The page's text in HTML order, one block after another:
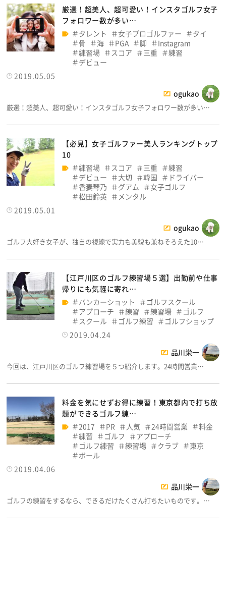
厳選！超美人、超可愛い！インスタゴルフ女子
フォロワー数が多い…
タレント
女子プロゴルファー
タイ
骨
海 PGA 脚
Instagram
練習場
スコア 三重
練習
デビュー
2019.05.05
ogukao
厳選！超美人、超可愛い！インスタゴルフ女子フォロワー数が多い…
【必見】女子ゴルファー美人ランキングトップ
10
練習場
スコア 三重
練習
デビュー
大切 韓国
ドライバー
香妻琴乃
グアム
女子ゴルフ
松田鈴英
メンタル
2019.05.01
ogukao
ゴルフ大好き女子が、独自の視線で実力も美貌も兼ねそろえた10…
【江戸川区のゴルフ練習場５選】出勤前や仕事
帰りにも気軽に寄れ…
バンカーショット
ゴルフスクール
アプローチ
練習 練習場
ゴルフ
スクール
ゴルフ練習
ゴルフショップ
2019.04.24
品川栄一
今回は、江戸川区のゴルフ練習場を５つ紹介します。24時間営業…
料金を気にせずお得に練習！東京都内で打ち放
題ができるゴルフ練…
2017
PR 人気 24時間営業
料金
練習
ゴルフ
アプローチ
ゴルフ練習
練習場 クラブ
東京
ボール
2019.04.06
品川栄一
ゴルフの練習をするなら、できるだけたくさん打ちたいものです。…